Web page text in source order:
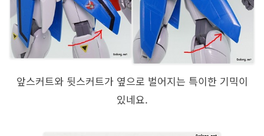
앞스커트와 뒷스커트가 옆으로 벌어지는 특이한 기믹이
있네요.